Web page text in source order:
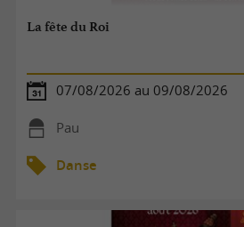
La fête du Roi
07/08/2026 au 09/08/2026
Pau
Danse